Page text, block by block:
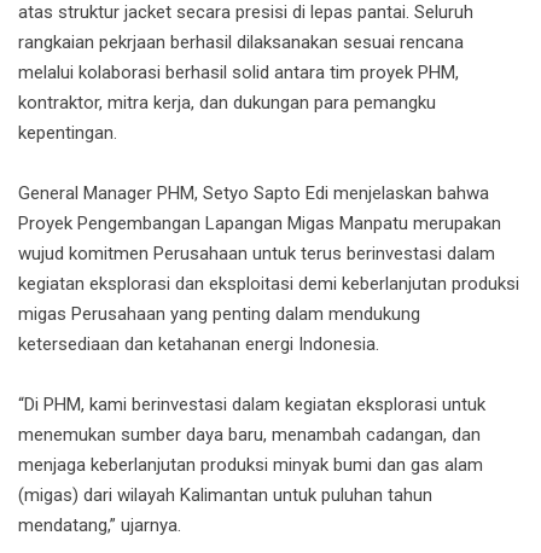
atas struktur jacket secara presisi di lepas pantai. Seluruh
rangkaian pekrjaan berhasil dilaksanakan sesuai rencana
melalui kolaborasi berhasil solid antara tim proyek PHM,
kontraktor, mitra kerja, dan dukungan para pemangku
kepentingan.
General Manager PHM, Setyo Sapto Edi menjelaskan bahwa
Proyek Pengembangan Lapangan Migas Manpatu merupakan
wujud komitmen Perusahaan untuk terus berinvestasi dalam
kegiatan eksplorasi dan eksploitasi demi keberlanjutan produksi
migas Perusahaan yang penting dalam mendukung
ketersediaan dan ketahanan energi Indonesia.
“Di PHM, kami berinvestasi dalam kegiatan eksplorasi untuk
menemukan sumber daya baru, menambah cadangan, dan
menjaga keberlanjutan produksi minyak bumi dan gas alam
(migas) dari wilayah Kalimantan untuk puluhan tahun
mendatang,” ujarnya.